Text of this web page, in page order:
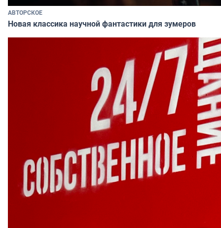
АВТОРСКОЕ
Новая классика научной фантастики для зумеров